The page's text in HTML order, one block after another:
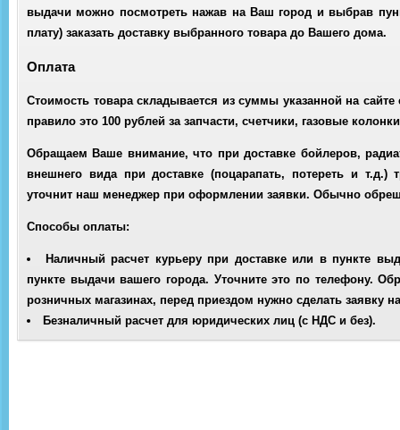
выдачи можно посмотреть нажав на Ваш город и выбрав
плату) заказать доставку выбранного товара до Вашего дома.
Оплата
Стоимость товара складывается из суммы указанной на
правило это 100 рублей за запчасти, счетчики, газовые
Обращаем Ваше внимание, что при доставке бойлеров,
внешнего вида при доставке (поцарапать, потереть и т.д.)
уточнит наш менеджер при оформлении заявки. Обычно
Способы оплаты:
Наличный расчет курьеру при доставке или в пункте
пункте выдачи вашего города. Уточните это по телефону.
розничных магазинах, перед приездом нужно сделать заявку
Безналичный расчет для юридических лиц (с НДС и без).